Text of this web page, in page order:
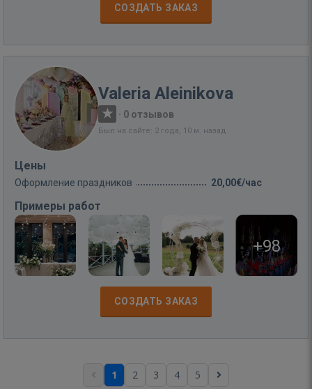
СОЗДАТЬ ЗАКАЗ
Valeria Aleinikova
· 0 отзывов
Был на сайте: 2 года, 10 м. назад
Цены
Оформление праздников 20,00€/час
Примеры работ
+98
СОЗДАТЬ ЗАКАЗ
1 2 3 4 5